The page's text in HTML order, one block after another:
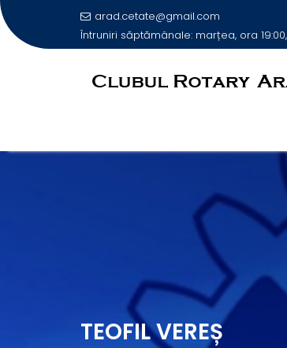
arad.cetate@gmail.com
Întruniri săptămânale: marțea, ora
TEOFIL VEREȘ